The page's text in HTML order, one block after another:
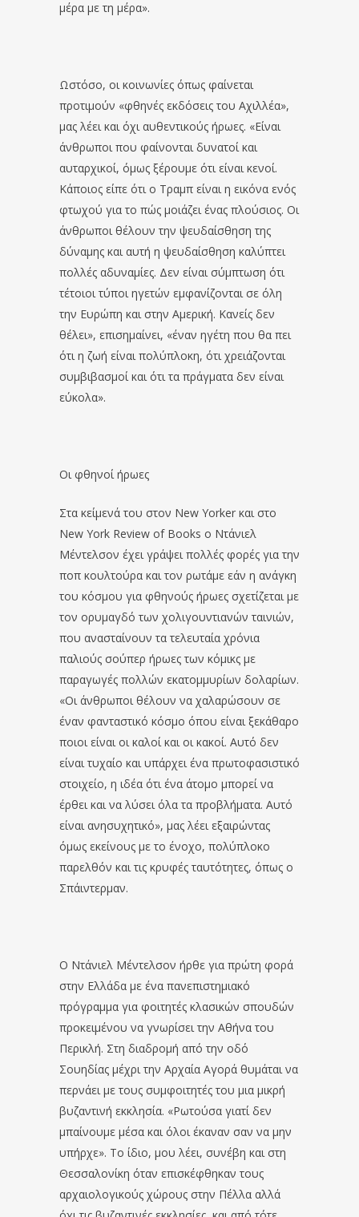
μέρα με τη μέρα».
Ωστόσο, οι κοινωνίες όπως φαίνεται
προτιμούν «φθηνές εκδόσεις του Αχιλλέα»,
μας λέει και όχι αυθεντικούς ήρωες. «Είναι
άνθρωποι που φαίνονται δυνατοί και
αυταρχικοί, όμως ξέρουμε ότι είναι κενοί.
Κάποιος είπε ότι ο Τραμπ είναι η εικόνα ενός
φτωχού για το πώς μοιάζει ένας πλούσιος. Οι
άνθρωποι θέλουν την ψευδαίσθηση της
δύναμης και αυτή η ψευδαίσθηση καλύπτει
πολλές αδυναμίες. Δεν είναι σύμπτωση ότι
τέτοιοι τύποι ηγετών εμφανίζονται σε όλη
την Ευρώπη και στην Αμερική. Κανείς δεν
θέλει», επισημαίνει, «έναν ηγέτη που θα πει
ότι η ζωή είναι πολύπλοκη, ότι χρειάζονται
συμβιβασμοί και ότι τα πράγματα δεν είναι
εύκολα».
Οι φθηνοί ήρωες
Στα κείμενά του στον New Yorker και στο
New York Review of Books ο Ντάνιελ
Μέντελσον έχει γράψει πολλές φορές για την
ποπ κουλτούρα και τον ρωτάμε εάν η ανάγκη
του κόσμου για φθηνούς ήρωες σχετίζεται με
τον ορυμαγδό των χολιγουντιανών ταινιών,
που ανασταίνουν τα τελευταία χρόνια
παλιούς σούπερ ήρωες των κόμικς με
παραγωγές πολλών εκατομμυρίων δολαρίων.
«Οι άνθρωποι θέλουν να χαλαρώσουν σε
έναν φανταστικό κόσμο όπου είναι ξεκάθαρο
ποιοι είναι οι καλοί και οι κακοί. Αυτό δεν
είναι τυχαίο και υπάρχει ένα πρωτοφασιστικό
στοιχείο, η ιδέα ότι ένα άτομο μπορεί να
έρθει και να λύσει όλα τα προβλήματα. Αυτό
είναι ανησυχητικό», μας λέει εξαιρώντας
όμως εκείνους με το ένοχο, πολύπλοκο
παρελθόν και τις κρυφές ταυτότητες, όπως ο
Σπάιντερμαν.
Ο Ντάνιελ Μέντελσον ήρθε για πρώτη φορά
στην Ελλάδα με ένα πανεπιστημιακό
πρόγραμμα για φοιτητές κλασικών σπουδών
προκειμένου να γνωρίσει την Αθήνα του
Περικλή. Στη διαδρομή από την οδό
Σουηδίας μέχρι την Αρχαία Αγορά θυμάται να
περνάει με τους συμφοιτητές του μια μικρή
βυζαντινή εκκλησία. «Ρωτούσα γιατί δεν
μπαίνουμε μέσα και όλοι έκαναν σαν να μην
υπήρχε». Το ίδιο, μου λέει, συνέβη και στη
Θεσσαλονίκη όταν επισκέφθηκαν τους
αρχαιολογικούς χώρους στην Πέλλα αλλά